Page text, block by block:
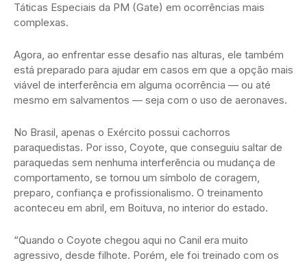
Táticas Especiais da PM (Gate) em ocorrências mais
complexas.
Agora, ao enfrentar esse desafio nas alturas, ele também
está preparado para ajudar em casos em que a opção mais
viável de interferência em alguma ocorrência — ou até
mesmo em salvamentos — seja com o uso de aeronaves.
No Brasil, apenas o Exército possui cachorros
paraquedistas. Por isso, Coyote, que conseguiu saltar de
paraquedas sem nenhuma interferência ou mudança de
comportamento, se tornou um símbolo de coragem,
preparo, confiança e profissionalismo. O treinamento
aconteceu em abril, em Boituva, no interior do estado.
“Quando o Coyote chegou aqui no Canil era muito
agressivo, desde filhote. Porém, ele foi treinado com os